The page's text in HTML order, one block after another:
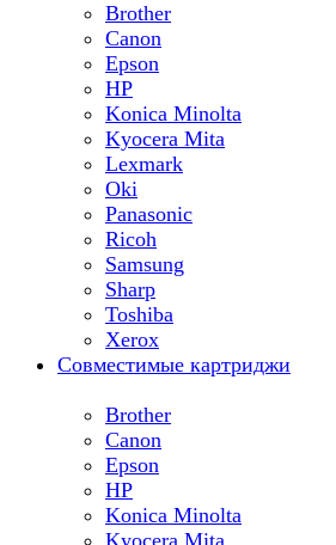
Brother
Canon
Epson
HP
Konica Minolta
Kyocera Mita
Lexmark
Oki
Panasonic
Ricoh
Samsung
Sharp
Toshiba
Xerox
Совместимые картриджи
Brother
Canon
Epson
HP
Konica Minolta
Kyocera Mita